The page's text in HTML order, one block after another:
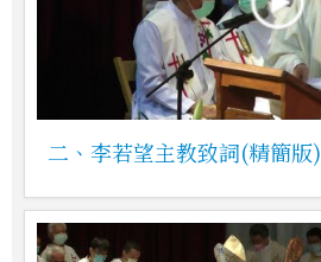
二、李若望主教致詞(精簡版)